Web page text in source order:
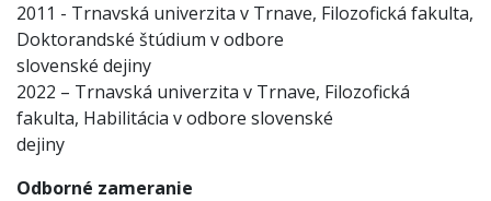
2011 - Trnavská univerzita v Trnave, Filozofická fakulta,
Doktorandské štúdium v odbore
slovenské dejiny
2022 – Trnavská univerzita v Trnave, Filozofická
fakulta, Habilitácia v odbore slovenské
dejiny
Odborné zameranie